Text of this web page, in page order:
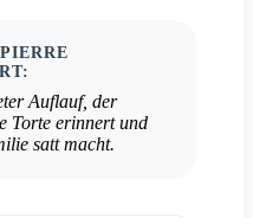
Auflauf, der
Torte erinnert und
satt macht.